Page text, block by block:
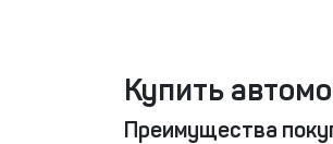
Купить
Преимущества